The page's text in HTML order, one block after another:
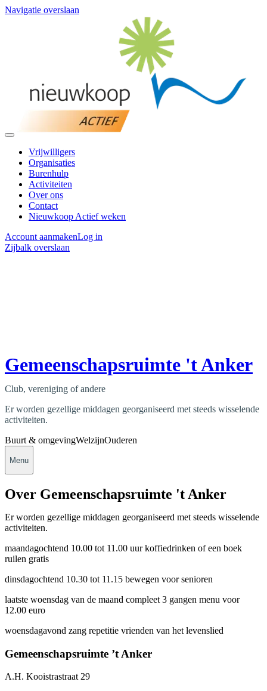
Navigatie overslaan
Vrijwilligers
Organisaties
Burenhulp
Activiteiten
Over ons
Contact
Nieuwkoop Actief weken
Account aanmakenLog in
Zijbalk overslaan
Gemeenschapsruimte 't Anker
Club, vereniging of andere
Er worden gezellige middagen georganiseerd met steeds wisselende
activiteiten.
Buurt & omgevingWelzijnOuderen
Menu
Over Gemeenschapsruimte 't Anker
Er worden gezellige middagen georganiseerd met steeds wisselende
activiteiten.
maandagochtend 10.00 tot 11.00 uur koffiedrinken of een boek
ruilen gratis
dinsdagochtend 10.30 tot 11.15 bewegen voor senioren
laatste woensdag van de maand compleet 3 gangen menu voor
12.00 euro
woensdagavond zang repetitie vrienden van het levenslied
Gemeenschapsruimte ’t Anker
A.H. Kooistrastraat 29